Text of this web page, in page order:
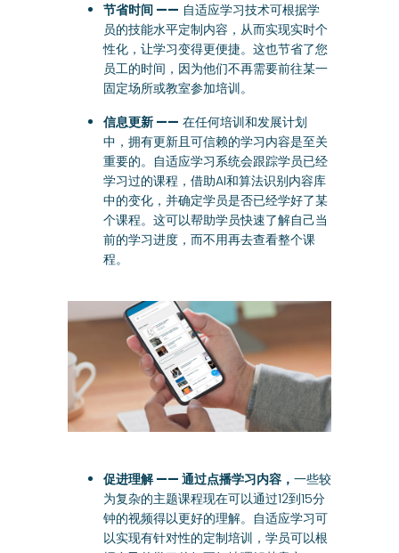
节省时间 —— 自适应学习技术可根据学
员的技能水平定制内容，从而实现实时个
性化，让学习变得更便捷。这也节省了您
员工的时间，因为他们不再需要前往某一
固定场所或教室参加培训。
信息更新 —— 在任何培训和发展计划
中，拥有更新且可信赖的学习内容是至关
重要的。自适应学习系统会跟踪学员已经
学习过的课程，借助AI和算法识别内容库
中的变化，并确定学员是否已经学好了某
个课程。这可以帮助学员快速了解自己当
前的学习进度，而不用再去查看整个课
程。
促进理解 —— 通过点播学习内容， 一些较
为复杂的主题课程现在可以通过12到15分
钟的视频得以更好的理解。自适应学习可
以实现有针对性的定制培训，学员可以根